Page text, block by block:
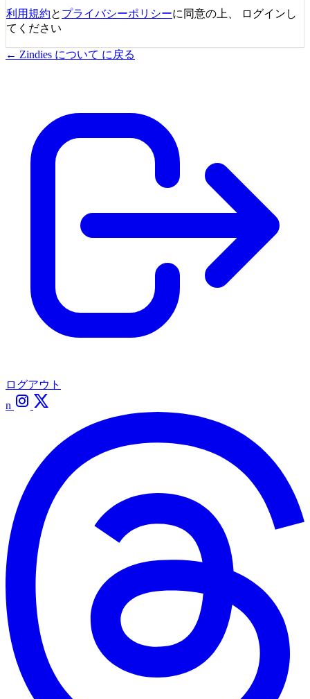
利用規約と プライバシーポリシーに同意の上、 ログインし
てください
← Zindies について に戻る
ログアウト
n